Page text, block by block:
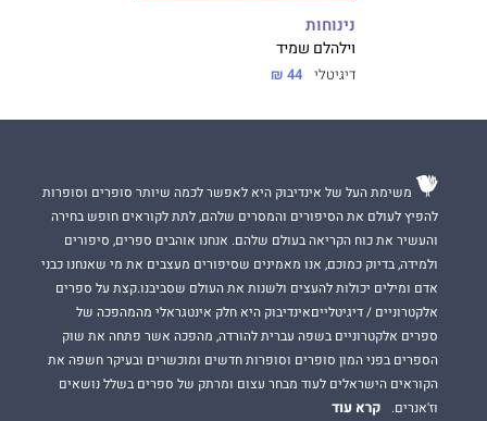
נינוחות
וילהלם שמיד
דיגיטלי 44 ₪
משימת העל של אינדיבוק היא לאפשר לכמה שיותר סופרים וסופרות
להפיץ לעולם את הסיפורים והמסרים שלהם, לתת לקוראים חופש בחירה
והעשיר את כוח הקריאה בעולם שלהם. אנחנו אוהבים ספרים, סיפורים
ולמידה, בדיוק כמוכם, אנו מאמינים שסיפורים מעצבים את מי שאנחנו כבני
אדם ומילים יכולות להעצים ולשנות את העולם שסביבנו.קצת על ספרים
אלקטרוניים / דיגיטלייםאינדיבוק היא חלק אינטגראלי מהמהפכה של
ספרים אלקטרוניים בשפה עברית להורדה, מהפכה אשר פתחה את שוק
הספרים בפני המון סופרים וסופרות חדשים ומוכשרים ובעיקר חשפה את
הקוראים הישראלים לעוד מבחר עצום ומרתק של ספרים בשלל נושאים
וז'אנרים.
קרא עוד